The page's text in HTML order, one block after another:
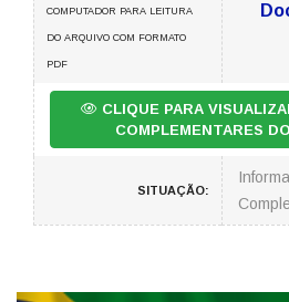
COMPUTADOR PARA LEITURA
DO ARQUIVO COM FORMATO
PDF
CLIQUE PARA
COMPLEMENTARES
SITUAÇÃO: